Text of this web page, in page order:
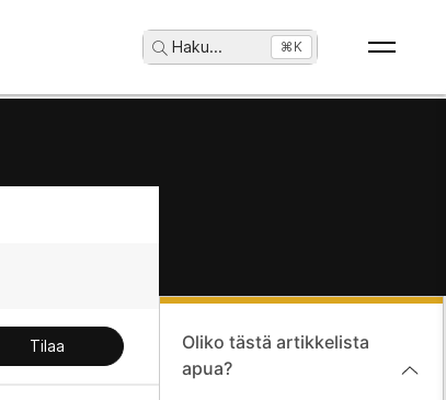
Haku... ⌘K
Tilaa
Oliko tästä artikkelista
apua?